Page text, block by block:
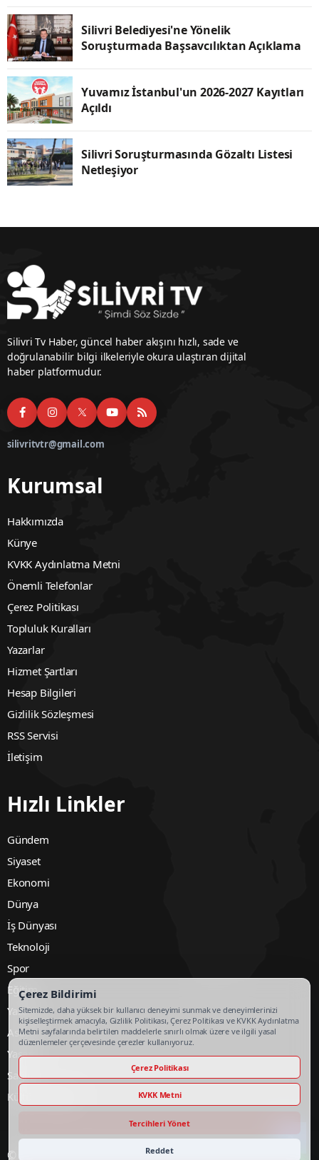
Silivri Belediyesi'ne Yönelik
Soruşturmada Başsavcılıktan Açıklama
Yuvamız İstanbul'un 2026-2027 Kayıtları
Açıldı
Silivri Soruşturmasında Gözaltı Listesi
Netleşiyor
Silivri Tv Haber, güncel haber akışını hızlı, sade ve
doğrulanabilir bilgi ilkeleriyle okura ulaştıran dijital
haber platformudur.
silivritvtr@gmail.com
Kurumsal
Hakkımızda
Künye
KVKK Aydınlatma Metni
Önemli Telefonlar
Çerez Politikası
Topluluk Kuralları
Yazarlar
Hizmet Şartları
Hesap Bilgileri
Gizlilik Sözleşmesi
RSS Servisi
İletişim
Hızlı Linkler
Gündem
Siyaset
Ekonomi
Dünya
İş Dünyası
Teknoloji
Spor
Eğitim
Yazarlar
Asayiş
Yaşam
Sağlık
Kültür & Sanat
© Copyright 2026 Silivri Tv Haber Tüm Hakları Saklıdır.
Çerez Bildirimi
Sitemizde, daha yüksek bir kullanıcı deneyimi sunmak ve deneyimlerinizi
kişiselleştirmek amacıyla, Gizlilik Politikası, Çerez Politikası ve KVKK Aydınlatma
Metni sayfalarında belirtilen maddelerle sınırlı olmak üzere ve ilgili yasal
düzenlemeler çerçevesinde çerezler kullanıyoruz.
Çerez Politikası
KVKK Metni
Tercihleri Yönet
Reddet